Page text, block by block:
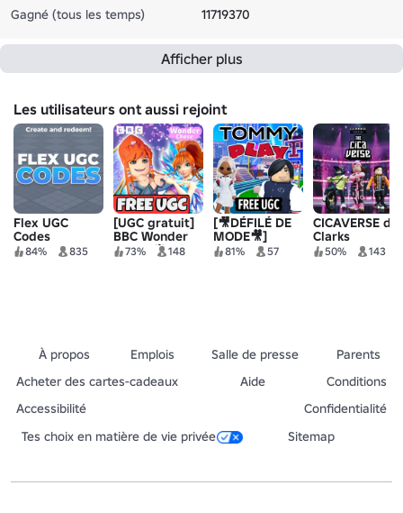
Gagné (tous les temps)
11719370
Afficher plus
Les utilisateurs ont aussi rejoint
Flex UGC
Codes
84% 835
[UGC gratuit]
BBC Wonder
Chase 🧚 Winx
73% 148
[🎥DÉFILÉ DE
MODE🎥]
Tommy Play
81% 57
CICAVERSE de
Clarks
50% 143
À propos Emplois Salle de presse
Parents
Acheter des cartes-cadeaux
Aide
Conditions
Accessibilité
Confidentialité
Tes choix en matière de vie privée
Sitemap